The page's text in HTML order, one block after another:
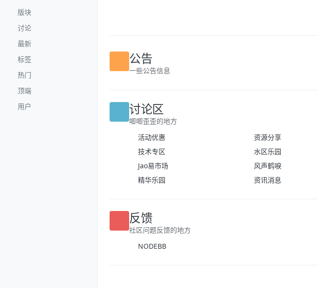
版块
讨论
最新
标签
热门
顶端
用户
公告
讨论区
唧唧歪歪的地方
活动优惠
资源分享
技术专区
水区乐园
Jao易市场
风声鹤唳
反馈